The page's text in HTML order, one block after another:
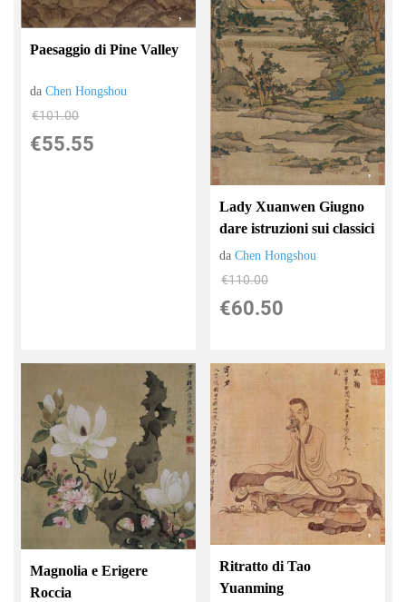
Paesaggio di Pine Valley
daChen Hongshou
€101.00
€55.55
Lady Xuanwen Giugno
dare istruzioni sui classici
daChen Hongshou
€110.00
€60.50
Magnolia e Erigere
Roccia
Ritratto di Tao
Yuanming